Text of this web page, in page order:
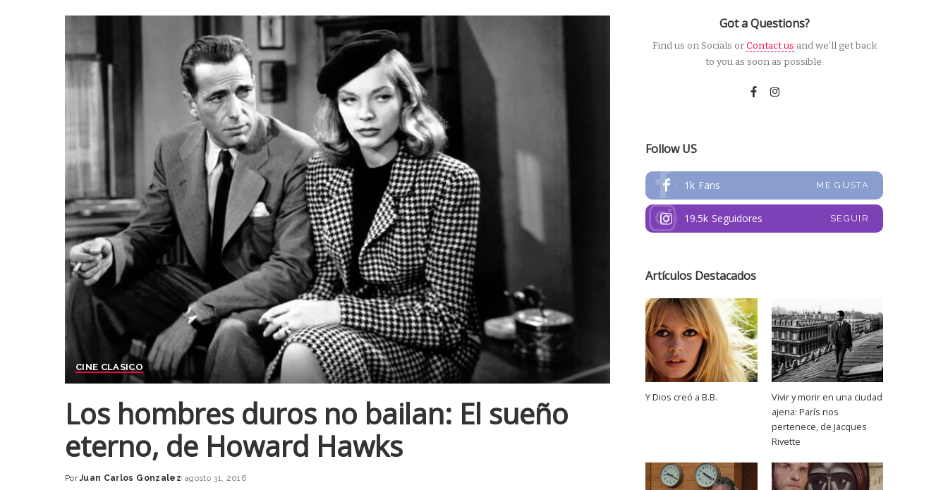
CINE CLASICO
Los hombres duros no bailan: El sueño
eterno, de Howard Hawks
Posted
Por Juan Carlos Gonzalez agosto 31, 2016
Got a Questions?
Find us on Socials orContact us and we’ll get back
to you as soon as possible.
Follow US
1k Fans ME GUSTA
19.5k Seguidores SEGUIR
Artículos Destacados
Y Dios creó a B.B.
Vivir y morir en una ciudad
ajena: París nos
pertenece, de Jacques
Rivette